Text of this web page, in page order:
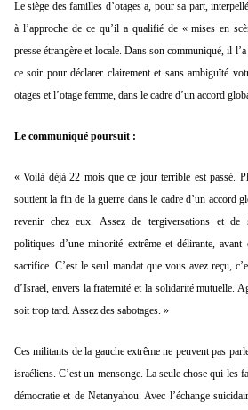
Le siège des familles d’otages a, pour sa part,
à l’approche de ce qu’il a qualifié de « mises en
presse étrangère et locale. Dans son communiqué, il
ce soir pour déclarer clairement et sans ambiguïté
otages et l’otage femme, dans le cadre d’un accord
Le communiqué poursuit :
« Voilà déjà 22 mois que ce jour terrible est passé.
soutient la fin de la guerre dans le cadre d’un accord
revenir chez eux. Assez de tergiversations et de
politiques d’une minorité extrême et délirante,
sacrifice. C’est le seul mandat que vous avez reçu,
d’Israël, envers la fraternité et la solidarité mutuelle.
soit trop tard. Assez des sabotages. »
Ces militants de la gauche extrême ne peuvent pas
israéliens. C’est un mensonge. La seule chose qui les
démocratie et de Netanyahou. Avec l’échange